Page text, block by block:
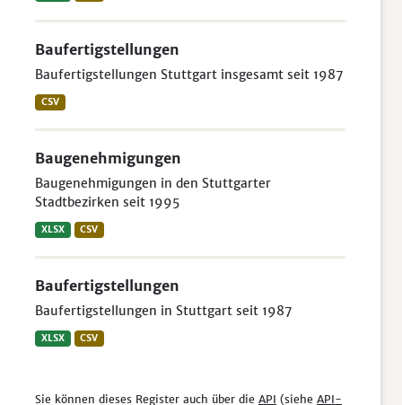
Baufertigstellungen
Baufertigstellungen Stuttgart insgesamt seit 1987
CSV
Baugenehmigungen
Baugenehmigungen in den Stuttgarter
Stadtbezirken seit 1995
XLSX CSV
Baufertigstellungen
Baufertigstellungen in Stuttgart seit 1987
XLSX CSV
Sie können dieses Register auch über die API (siehe API-